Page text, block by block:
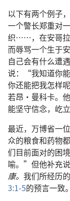
以下有两个例子
一个警长郑重对
织……，在安哥拉
而辱骂一个生于
自己会有什么遭
说：“我知道你能
你还能把我怎样
若昂·曼科卡。
能坚守信念，屹立
最近，万博省一
众的粮食和药物
们目前面对的困
喻。”但他补充
康。 我们所经历
3:1-5的预言一致